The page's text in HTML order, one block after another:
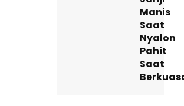
Manis
Saat
Nyalon
Pahit
Saat